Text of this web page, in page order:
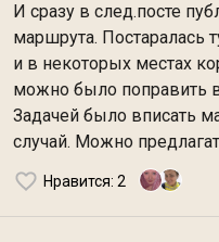
И сразу в след.посте
маршрута. Постаралась
и в некоторых местах
можно было поправить
Задачей было вписать
случай. Можно
Нравится: 2